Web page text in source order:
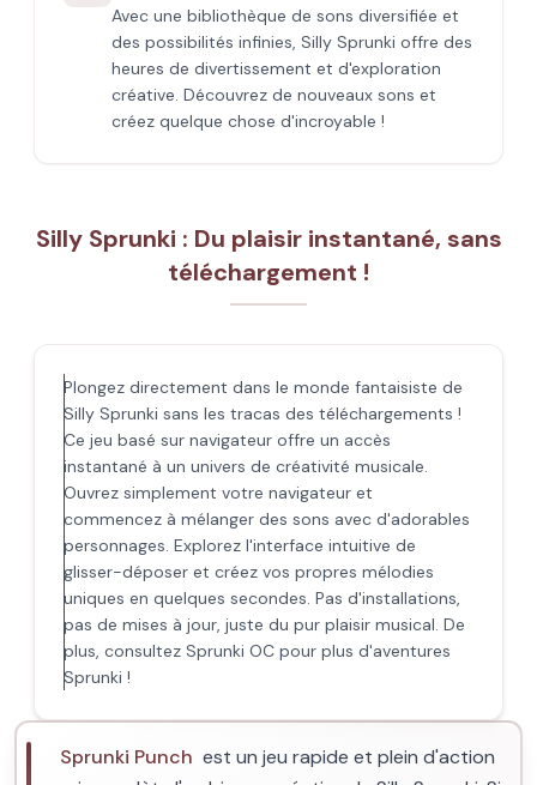
Avec une bibliothèque de sons diversifiée et
des possibilités infinies, Silly Sprunki offre des
heures de divertissement et d'exploration
créative. Découvrez de nouveaux sons et
créez quelque chose d'incroyable !
Silly Sprunki : Du plaisir instantané, sans
téléchargement !
Plongez directement dans le monde fantaisiste de
Silly Sprunki sans les tracas des téléchargements !
Ce jeu basé sur navigateur offre un accès
instantané à un univers de créativité musicale.
Ouvrez simplement votre navigateur et
commencez à mélanger des sons avec d'adorables
personnages. Explorez l'interface intuitive de
glisser-déposer et créez vos propres mélodies
uniques en quelques secondes. Pas d'installations,
pas de mises à jour, juste du pur plaisir musical. De
plus, consultez Sprunki OC pour plus d'aventures
Sprunki !
Sprunki Punch est un jeu rapide et plein d'action